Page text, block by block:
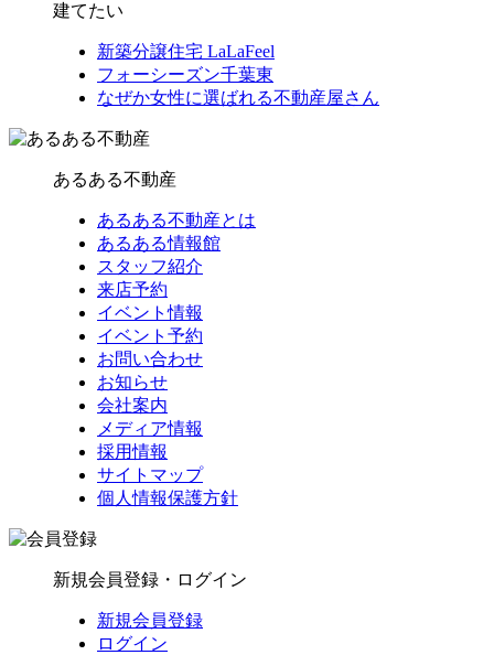
建てたい
新築分譲住宅 LaLaFeel
フォーシーズン千葉東
なぜか女性に選ばれる不動産屋さん
あるある不動産
あるある不動産とは
あるある情報館
スタッフ紹介
来店予約
イベント情報
イベント予約
お問い合わせ
お知らせ
会社案内
メディア情報
採用情報
サイトマップ
個人情報保護方針
新規会員登録・ログイン
新規会員登録
ログイン